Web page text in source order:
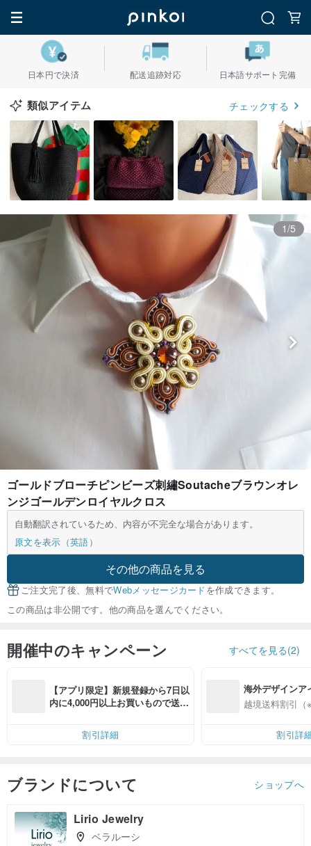
日本円で決済 配送追跡対応 日本語サポート完備
類似アイテム チェックする
1/5
ゴールドブローチピンビーズ刺繡Soutacheブラウンオレ
ンジゴールデンロイヤルクロス
自動翻訳されているため、内容が不完全な場合があります。
原文を表示（英語）
その他の商品を見る
ご注文完了後、無料でWebメッセージカードを作成できます。
この商品は非公開です。他の商品を選んでください。
開催中のキャンペーン すべてを見る(2)
【アプリ限定】新規登録から7日以
内に4,000円以上お買いもので送料
割引詳細
海外デザインア
入
越境送料割引（
割引詳
ブランドについて ショップへ
Lirio Jewelry
ベラルーシ